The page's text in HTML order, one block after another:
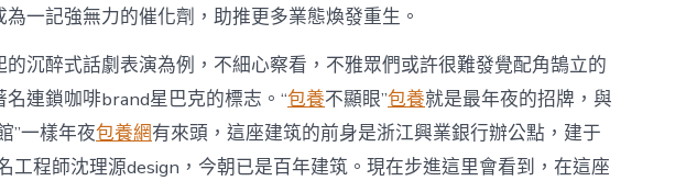
一記強無力的催化劑，助推更多業態煥發重生。
的沉醉式話劇表演為例，不細心察看，不雅眾們或許很難發覺配角鵠立的
連鎖咖啡brand星巴克的標志。“包養不顯眼”包養就是最年夜的招牌，與
”一樣年夜包養網有來頭，這座建筑的前身是浙江興業銀行辦公點，建于
工程師沈理源design，今朝已是百年建筑。現在步進這里會看到，在這座